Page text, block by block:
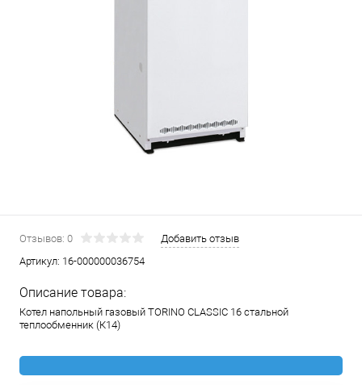
Отзывов: 0
Добавить отзыв
Артикул: 16-000000036754
Описание товара:
Котел напольный газовый TORINO CLASSIC 16 стальной
теплообменник (К14)